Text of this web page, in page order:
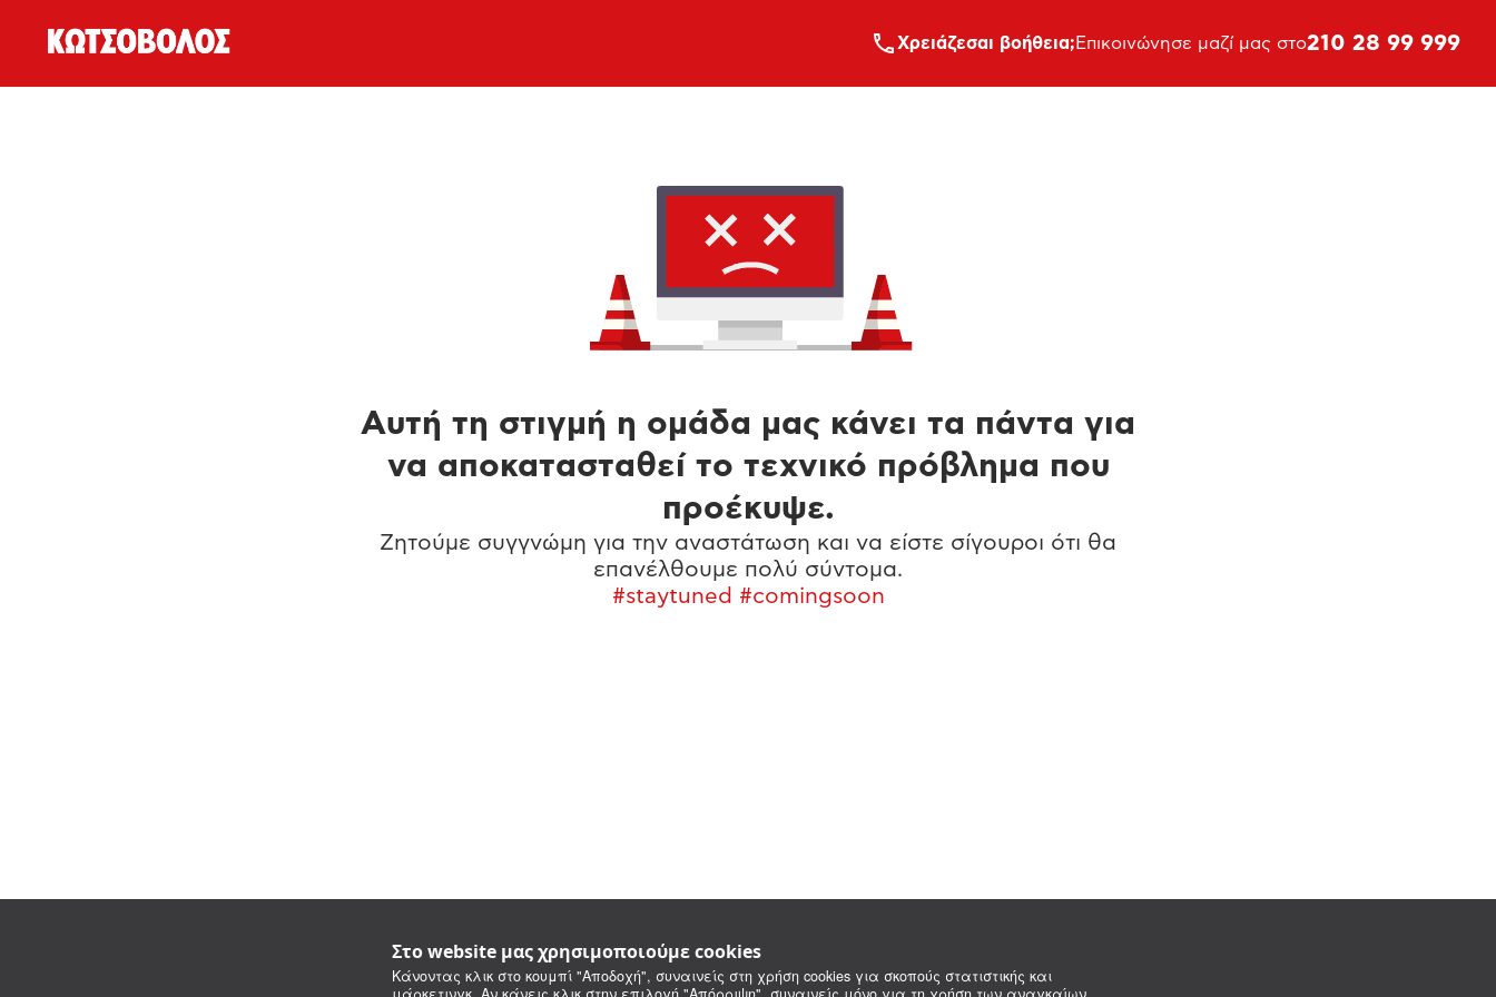
Στο website μας χρησιμοποιούμε cookies
Κάνοντας κλικ στο κουμπί "Αποδοχή", συναινείς στη χρήση cookies για σκοπούς στατιστικής και
Xρειάζεσαι βοήθεια; Επικοινώνησε μαζί μας στο210 28 99 999
Αυτή τη στιγμή η ομάδα μας κάνει τα πάντα για
να αποκατασταθεί το τεχνικό πρόβλημα που
προέκυψε.
Ζητούμε συγγνώμη για την αναστάτωση και να είστε σίγουροι ότι θα
επανέλθουμε πολύ σύντομα.
#staytuned #comingsoon